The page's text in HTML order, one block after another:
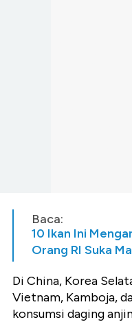
Baca:
10 Ikan Ini
Orang RI Suka
Di China, Korea
Vietnam, Kamboja,
konsumsi daging